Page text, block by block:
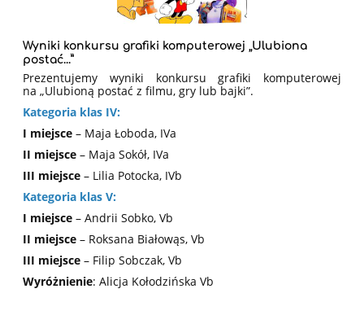
Wyniki konkursu grafiki komputerowej „Ulubiona
postać...”
Prezentujemy wyniki konkursu grafiki komputerowej
na„Ulubioną postać z filmu, gry lub bajki”.
Kategoria klas IV:
I miejsce – Maja Łoboda, IVa
II miejsce – Maja Sokół, IVa
III miejsce – Lilia Potocka, IVb
Kategoria klas V:
I miejsce – Andrii Sobko, Vb
II miejsce – Roksana Białowąs, Vb
III miejsce – Filip Sobczak, Vb
Wyróżnienie:Alicja Kołodzińska Vb